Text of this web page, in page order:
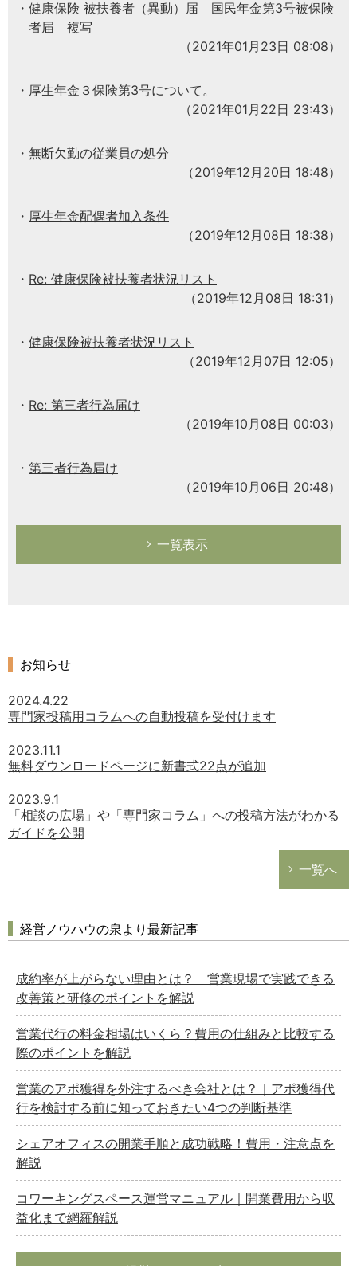
健康保険 被扶養者（異動）届 国民年金第3号被保険
者届 複写
（2021年01月23日 08:08）
厚生年金３保険第3号について。
（2021年01月22日 23:43）
無断欠勤の従業員の処分
（2019年12月20日 18:48）
厚生年金配偶者加入条件
（2019年12月08日 18:38）
Re: 健康保険被扶養者状況リスト
（2019年12月08日 18:31）
健康保険被扶養者状況リスト
（2019年12月07日 12:05）
Re: 第三者行為届け
（2019年10月08日 00:03）
第三者行為届け
（2019年10月06日 20:48）
一覧表示
お知らせ
2024.4.22
専門家投稿用コラムへの自動投稿を受付けます
2023.11.1
無料ダウンロードページに新書式22点が追加
2023.9.1
「相談の広場」や「専門家コラム」への投稿方法がわかる
ガイドを公開
一覧へ
経営ノウハウの泉より最新記事
成約率が上がらない理由とは？ 営業現場で実践できる
改善策と研修のポイントを解説
営業代行の料金相場はいくら？費用の仕組みと比較する
際のポイントを解説
営業のアポ獲得を外注するべき会社とは？｜アポ獲得代
行を検討する前に知っておきたい4つの判断基準
シェアオフィスの開業手順と成功戦略！費用・注意点を
解説
コワーキングスペース運営マニュアル｜開業費用から収
益化まで網羅解説